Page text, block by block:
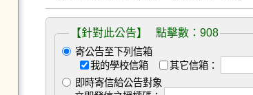
【針對此公告】 點擊數：908
寄公告至下列信箱
我的學校信箱
其它信箱：
即時寄信給公告對象